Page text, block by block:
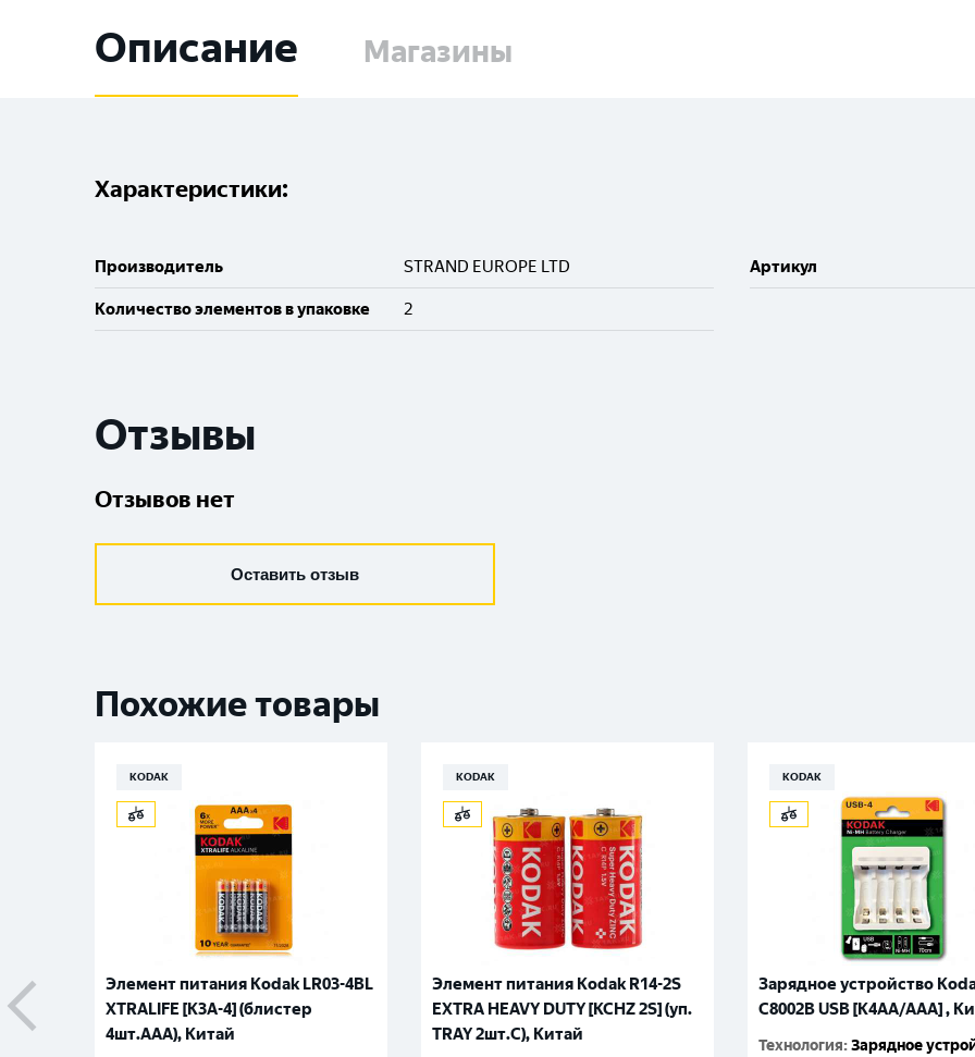
Описание Магазины
Характеристики:
Производитель STRAND EUROPE LTD
Количество элементов в упаковке 2
Артикул
Отзывы
Отзывов нет
Оставить отзыв
Похожие товары
KODAK
Элемент питания Kodak LR03-4BL
XTRALIFE [K3A-4] (блистер
4шт.AАА), Китай
KODAK
Элемент питания Kodak R14-2S
EXTRA HEAVY DUTY [KCHZ 2S] (уп.
TRAY 2шт.C), Китай
KODAK
Зарядное устройство
С8002B USB [K4AA/AAA] ,
Технология:Зарядное